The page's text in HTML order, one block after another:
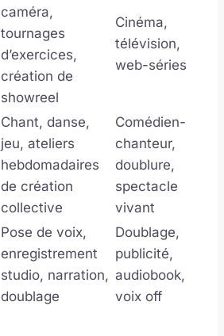
caméra,
tournages
d’exercices,
création de
showreel
Cinéma,
télévision,
web-séries
Chant, danse,
jeu, ateliers
hebdomadaires
de création
collective
Comédien-
chanteur,
doublure,
spectacle
vivant
Pose de voix,
enregistrement
studio, narration,
doublage
Doublage,
publicité,
audiobook,
voix off